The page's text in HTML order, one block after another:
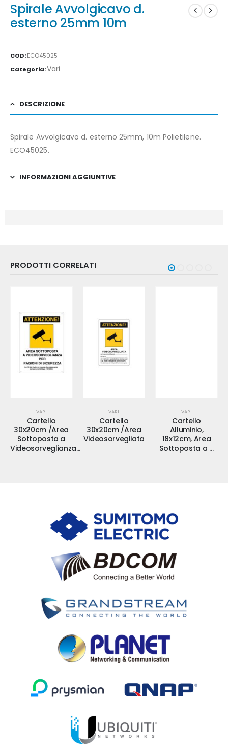
Spirale Avvolgicavo d.
esterno 25mm 10m
COD:ECO45025
Categoria:Vari
DESCRIZIONE
Spirale Avvolgicavo d. esterno 25mm, 10m Polietilene.
ECO45025.
INFORMAZIONI AGGIUNTIVE
PRODOTTI CORRELATI
VARI
Cartello
30x20cm /Area
Sottoposta a
Videosorveglianza...
VARI
Cartello
30x20cm /Area
Videosorvegliata
VARI
Cartello
Alluminio,
18x12cm, Area
Sottoposta a …